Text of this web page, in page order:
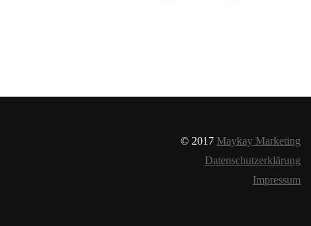
© 2017 Maykay Marketing
Datenschutzerklärung
Impressum